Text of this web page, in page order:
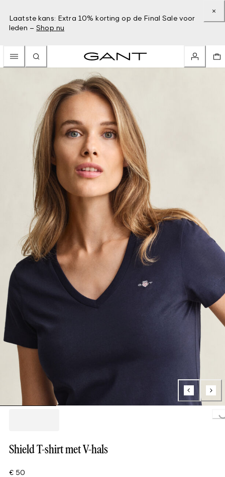
Laatste kans: Extra 10% korting op de Final Sale voor
leden – Shop nu
Loading...
Shield T-shirt met V-hals
€ 50